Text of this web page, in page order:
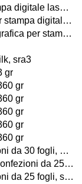
350 gr Mondi-Neusiedler, Carta per stampa digitale laser a colori, BIANCO, sra3, in confezioni da 125 fogli
350 gr Mondi-Neusiedler, Cartoncino per stampa digitale laser a colori, BIANCO, SRA3, in confezioni da 250 fogli
350 gr Mondi-Neusiedler, Patinata Fotografica per stampa digitale laser a colori, LUCIDA o OPACA, SRA3, in confezioni da 250 fogli
sra3
gr
gr
gr
gr
gr
gr
390 gr Cordenons, Notturno 22, confezioni da 30 fogli, SRA3
390 gr Fedrigoni, Acquerello, SRA3, in confezioni da 25 fogli
400 gr Cordenons, Notturno 22, confezioni da 25 fogli, sra3